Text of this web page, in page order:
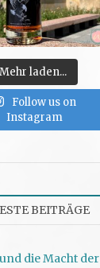
Mehr laden...
Follow us on
Instagram
BEITRÄGE
die Macht der